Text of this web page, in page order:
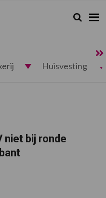
Zoeken...
Zoek
Huisvesting
niet bij ronde